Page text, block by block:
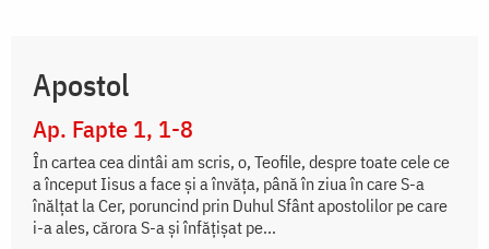
Apostol
Ap. Fapte 1, 1-8
În cartea cea dintâi am scris, o, Teofile, despre toate cele ce
a început Iisus a face și a învăța, până în ziua în care S-a
înălțat la Cer, poruncind prin Duhul Sfânt apostolilor pe care
i-a ales, cărora S-a și înfățișat pe...